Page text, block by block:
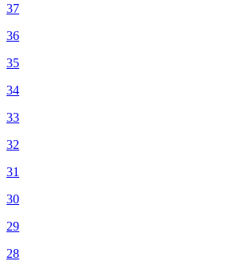
37
36
35
34
33
32
31
30
29
28